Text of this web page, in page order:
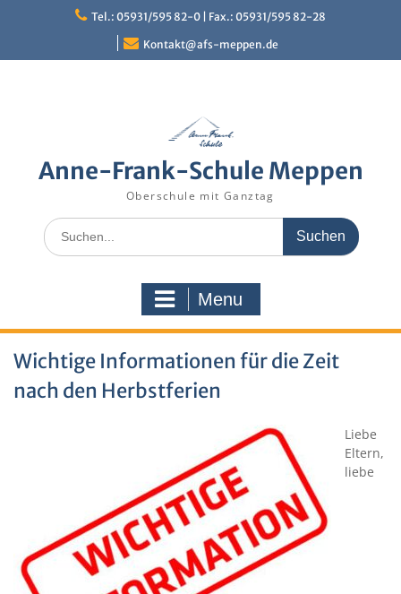
Tel.: 05931/595 82-0 | Fax.: 05931/595 82-28
Kontakt@afs-meppen.de
Anne-Frank-Schule Meppen
Oberschule mit Ganztag
Search
for:
Menu
Wichtige Informationen für die Zeit
nach den Herbstferien
Liebe
Eltern,
liebe